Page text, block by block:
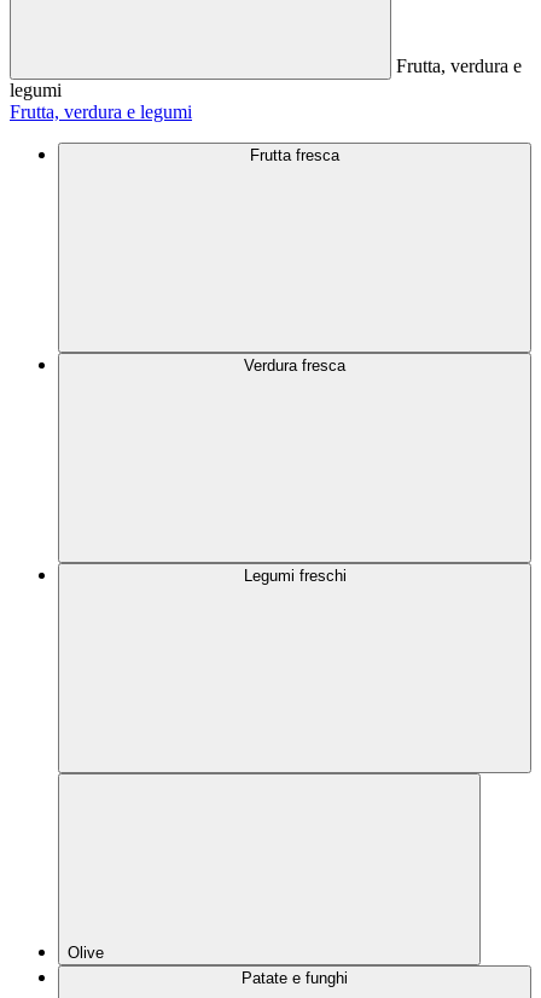
Frutta, verdura e
legumi
Frutta, verdura e legumi
Frutta fresca
Verdura fresca
Legumi freschi
Olive
Patate e funghi